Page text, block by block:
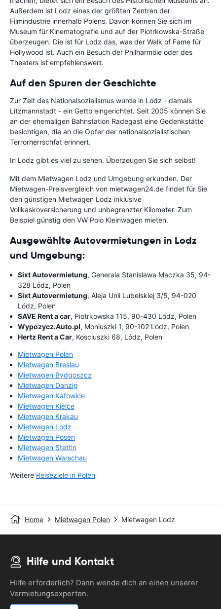
Außerdem ist Lodz eines der größten Zentren der
Filmindustrie innerhalb Polens. Davon können Sie sich im
Museum für Kinematografie und auf der Piotrkowska-Straße
überzeugen. Die ist für Lodz das, was der Walk of Fame für
Hollywood ist. Auch ein Besuch der Philharmoie oder des
Theaters ist empfehlenswert.
Auf den Spuren der Geschichte
Zur Zeit des Nationalsozialismus wurde in Lodz - damals
Litzmannstadt - ein Getto eingerichtet. Seit 2005 können Sie
an der ehemaligen Bahnstation Radegast eine Gedenkstätte
besichtigen, die an die Opfer der nationalsozialistischen
Terrorherrschfat erinnert.
In Lodz gibt es viel zu sehen. Überzeugen Sie sich selbst!
Mit dem Mietwagen Lodz und Umgebung erkunden. Der
Mietwagen-Preisvergleich von mietwagen24.de findet für Sie
den günstigen Mietwagen Lodz inklusive
Vollkaskoversicherung und unbegrenzter Kilometer. Zum
Beispiel günstig den VW Polo Kleinwagen mieten.
Ausgewählte Autovermietungen in Lodz
und Umgebung:
Sixt Autovermietung, Generala Stanislawa Maczka 35, 94-
328 Lódz, Polen
Sixt Autovermietung, Aleja Unii Lubelskiej 3/5, 94-020
Lódz, Polen
SAVE Rent a car, Piotrkowska 115, 90-430 Lódz, Polen
Wypozycz.Auto.pl, Moniuszki 1, 90-102 Lódz, Polen
Hertz Rent a Car, Kosciuszki 68, Lódz, Polen
Mietwagen Polen
Mietwagen Breslau
Mietwagen Bydgoszcz
Mietwagen Danzig
Mietwagen Katowice
Mietwagen Kielce
Mietwagen Krakau
Mietwagen Lodz
Mietwagen Posen
Mietwagen Stettin
Mietwagen Warschau
Weitere Reiseziele in Polen
Home Mietwagen Polen Mietwagen Lodz
Hilfe und Kontakt
Hilfe erforderlich? Dann wende dich an einen unserer
Vermietungsexperten.